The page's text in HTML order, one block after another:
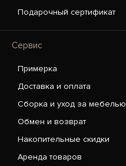
Подарочный сертификат
Сервис
Примерка
Доставка и оплата
Сборка и уход за мебелью
Обмен и возврат
Накопительные скидки
Аренда товаров